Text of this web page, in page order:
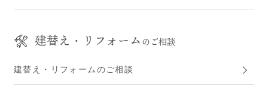
建替え・リフォーム のご相談
建替え・リフォームのご相談